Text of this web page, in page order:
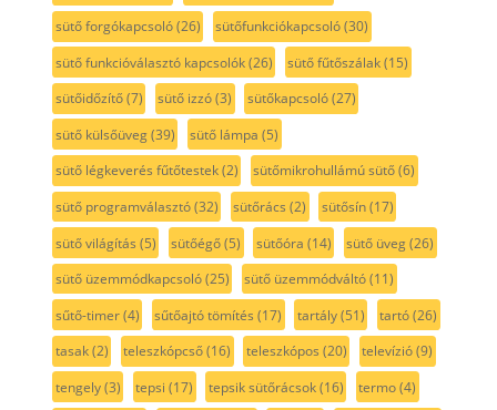
sütő forgókapcsoló(26) sütőfunkciókapcsoló(30)
sütő funkcióválasztó kapcsolók(26) sütő fűtőszálak(15)
sütőidőzítő(7) sütő izzó(3) sütőkapcsoló(27)
sütő külsőüveg(39) sütő lámpa (5)
sütő légkeverés fűtőtestek(2) sütőmikrohullámú sütő(6)
sütő programválasztó(32) sütőrács (2) sütősín(17)
sütő világítás (5) sütőégő(5) sütőóra (14) sütő üveg(26)
sütő üzemmódkapcsoló(25) sütő üzemmódváltó(11)
sűtő-timer(4) sűtőajtó tömítés (17) tartály(51) tartó(26)
tasak(2) teleszkópcső(16) teleszkópos (20) televízió(9)
tengely(3) tepsi (17) tepsik sütőrácsok(16) termo(4)